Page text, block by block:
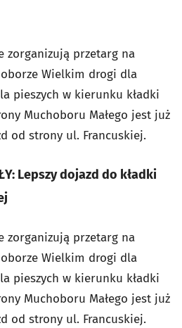
zorganizują przetarg na
Wielkim drogi dla
pieszych w kierunku kładki
Muchoboru Małego jest już
od strony ul. Francuskiej.
Lepszy dojazd do kładki
zorganizują przetarg na
Wielkim drogi dla
pieszych w kierunku kładki
Muchoboru Małego jest już
od strony ul. Francuskiej.